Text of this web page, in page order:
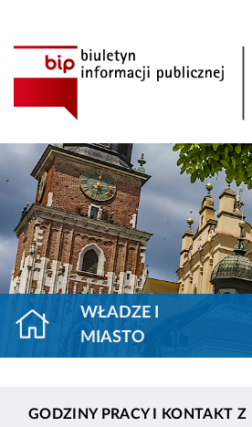
WŁADZE I
MIASTO
GODZINY PRACY I KONTAKT Z